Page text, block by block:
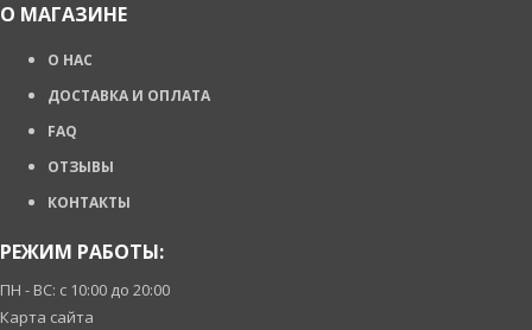
О МАГАЗИНЕ
О НАС
ДОСТАВКА И ОПЛАТА
FAQ
ОТЗЫВЫ
КОНТАКТЫ
РЕЖИМ РАБОТЫ:
ПН - ВС: с 10:00 до 20:00
Карта сайта